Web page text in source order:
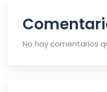
No hay comentarios